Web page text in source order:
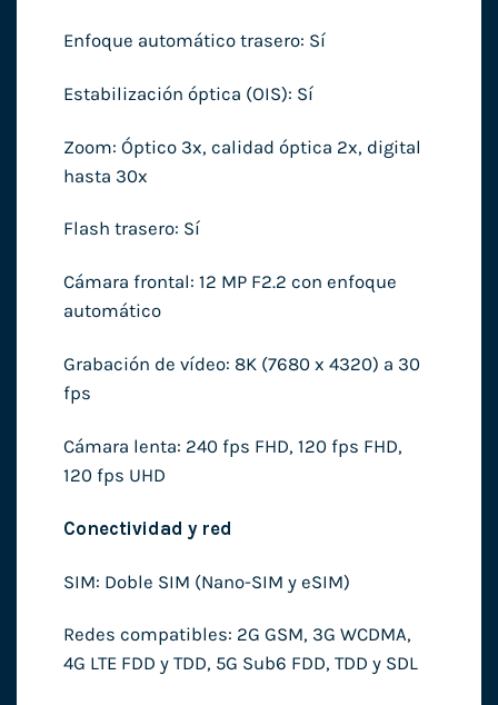
Enfoque automático trasero: Sí
Estabilización óptica (OIS): Sí
Zoom: Óptico 3x, calidad óptica 2x, digital
hasta 30x
Flash trasero: Sí
Cámara frontal: 12 MP F2.2 con enfoque
automático
Grabación de vídeo: 8K (7680 x 4320) a 30
fps
Cámara lenta: 240 fps FHD, 120 fps FHD,
120 fps UHD
Conectividad y red
SIM: Doble SIM (Nano-SIM y eSIM)
Redes compatibles: 2G GSM, 3G WCDMA,
4G LTE FDD y TDD, 5G Sub6 FDD, TDD y SDL